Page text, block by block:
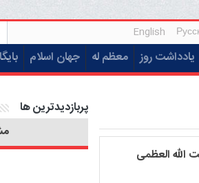
English
یادداشت روز معظم له جهان اسلام
الله العظمی
پربازدیدترین ها